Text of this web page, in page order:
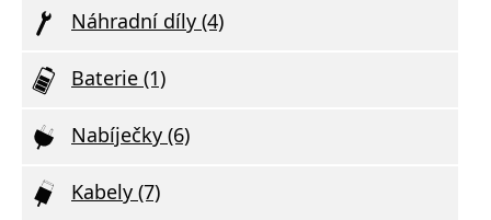
Náhradní díly (4)
Baterie (1)
Nabíječky (6)
Kabely (7)